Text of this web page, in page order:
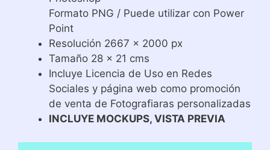
Formato PNG / Puede utilizar con Power
Point
Resolución 2667 x 2000 px
Tamaño 28 x 21 cms
Incluye Licencia de Uso en Redes
Sociales y página web como promoción
de venta de Fotografiaras personalizadas
INCLUYE MOCKUPS, VISTA PREVIA